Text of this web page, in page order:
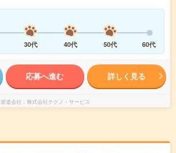
30代 40代 50代 60代
応募へ進む 詳しく見る
派遣会社 株式会社テクノ・サービス